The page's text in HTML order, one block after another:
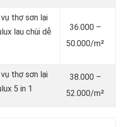
thợ sơn lại
lau chùi dễ
36.000 –
50.000/m²
thợ sơn lại
5 in 1
38.000 –
52.000/m²